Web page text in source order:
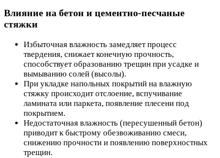
Влияние на бетон и цементно-песчаные
стяжки
Избыточная влажность замедляет процесс
твердения, снижает конечную прочность,
способствует образованию трещин при усадке и
вымыванию солей (высолы).
При укладке напольных покрытий на влажную
стяжку происходит отслоение, вспучивание
ламината или паркета, появление плесени под
покрытием.
Недостаточная влажность (пересушенный бетон)
приводит к быстрому обезвоживанию смеси,
снижению прочности и появлению поверхностных
трещин.